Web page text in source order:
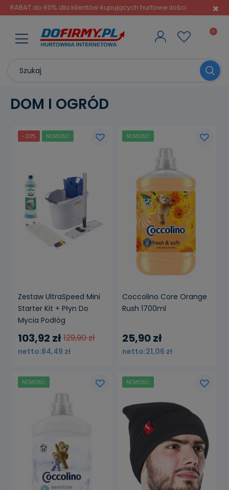
RABAT do 60% dla klientów kupujących hurtowe ilości.
DOM I OGRÓD
Zestaw UltraSpeed Mini
Starter Kit + Płyn Do
Mycia Podłóg
103,92 zł 129,90 zł
84,49 zł
-20% NOWOŚĆ
Coccolino Core Orange
Rush 1700ml
25,90 zł
21,06 zł
NOWOŚĆ
powiadom o
dostępności
NOWOŚĆ NOWOŚĆ